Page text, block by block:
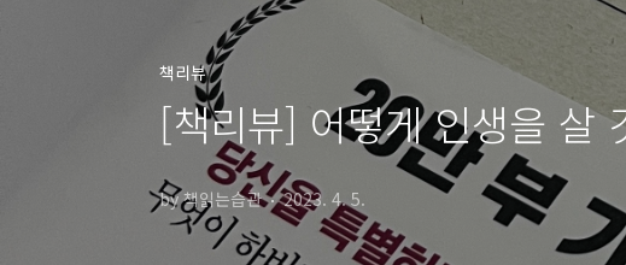
책리뷰
[책리뷰] 어떻게 인생을 살
by 책읽는습관 2023. 4. 5.